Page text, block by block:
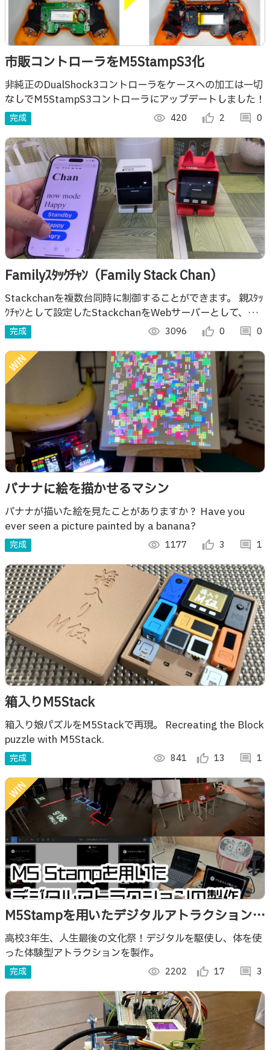
市販コントローラをM5StampS3化
非純正のDualShock3コントローラをケースへの加工は一切
なしでM5StampS3コントローラにアップデートしました！
完成 visibility 420 thumb_up_alt 2 comment 0
Familyｽﾀｯｸﾁｬﾝ（Family Stack Chan）
Stackchanを複数台同時に制御することができます。 親ｽﾀｯ
ｸﾁｬﾝとして設定したStackchanをWebサーバーとして、ス
マートフォンやタブレットから他の子ｽﾀｯｸﾁｬﾝに指示を出し
ます。
完成 visibility 3096 thumb_up_alt 0 comment 0
バナナに絵を描かせるマシン
バナナが描いた絵を見たことがありますか？ Have you
ever seen a picture painted by a banana?
完成 visibility 1177 thumb_up_alt 3 comment 1
箱入りM5Stack
箱入り娘パズルをM5Stackで再現。 Recreating the Block
puzzle with M5Stack.
完成 visibility 841 thumb_up_alt 13 comment 1
M5Stampを用いたデジタルアトラクションの
製作
高校3年生、人生最後の文化祭！デジタルを駆使し、体を使
った体験型アトラクションを製作。
完成 visibility 2202 thumb_up_alt 17 comment 3